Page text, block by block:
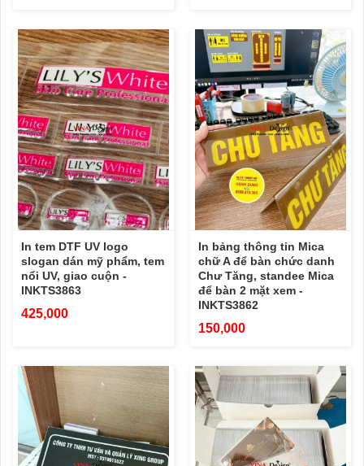
In tem DTF UV logo
slogan dán mỹ phẩm, tem
nổi UV, giao cuộn -
INKTS3863
425,000
In bảng thông tin Mica
chữ A để bàn chức danh
Chư Tăng, standee Mica
để bàn 2 mặt xem -
INKTS3862
150,000